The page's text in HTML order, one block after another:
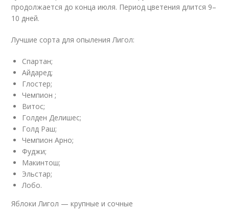
продолжается до конца июля. Период цветения длится 9–
10 дней.
Лучшие сорта для опыления Лигол:
Спартан;
Айдаред;
Глостер;
Чемпион ;
Витос;
Голден Делишес;
Голд Раш;
Чемпион Арно;
Фуджи;
Макинтош;
Эльстар;
Лобо.
Яблоки Лигол — крупные и сочные